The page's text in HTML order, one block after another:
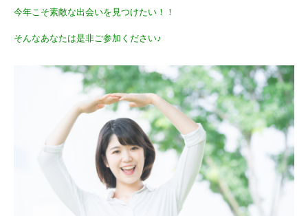
今年こそ素敵な出会いを見つけたい！！
そんなあなたは是非ご参加ください♪